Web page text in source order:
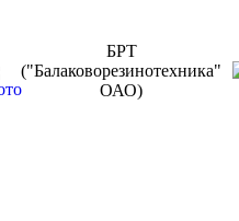
БРТ
("Балаковорезинотехника"
ОАО)